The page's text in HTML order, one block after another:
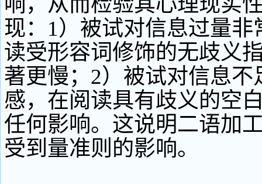
现：1）被试对信息过量非
读受形容词修饰的无歧义
著更慢；2）被试对信息不
感，在阅读具有歧义的空
任何影响。这说明二语加
受到量准则的影响。